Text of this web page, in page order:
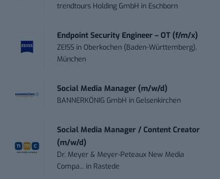
trendtours Holding GmbH in Eschborn
Endpoint Security Engineer – OT (f/m/x)
ZEISS in Oberkochen (Baden-Württemberg),
München
Social Media Manager (m/w/d)
BANNERKÖNIG GmbH in Gelsenkirchen
Social Media Manager / Content Creator
(m/w/d)
Dr. Meyer & Meyer-Peteaux New Media
Compa... in Rastede